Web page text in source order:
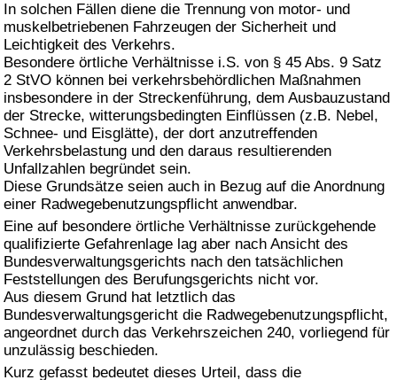
In solchen Fällen diene die Trennung von motor- und
muskelbetriebenen Fahrzeugen der Sicherheit und
Leichtigkeit des Verkehrs.
Besondere örtliche Verhältnisse i.S. von § 45 Abs. 9 Satz
2 StVO können bei verkehrsbehördlichen Maßnahmen
insbesondere in der Streckenführung, dem Ausbauzustand
der Strecke, witterungsbedingten Einflüssen (z.B. Nebel,
Schnee- und Eisglätte), der dort anzutreffenden
Verkehrsbelastung und den daraus resultierenden
Unfallzahlen begründet sein.
Diese Grundsätze seien auch in Bezug auf die Anordnung
einer Radwegebenutzungspflicht anwendbar.
Eine auf besondere örtliche Verhältnisse zurückgehende
qualifizierte Gefahrenlage lag aber nach Ansicht des
Bundesverwaltungsgerichts nach den tatsächlichen
Feststellungen des Berufungsgerichts nicht vor.
Aus diesem Grund hat letztlich das
Bundesverwaltungsgericht die Radwegebenutzungspflicht,
angeordnet durch das Verkehrszeichen 240, vorliegend für
unzulässig beschieden.
Kurz gefasst bedeutet dieses Urteil, dass die